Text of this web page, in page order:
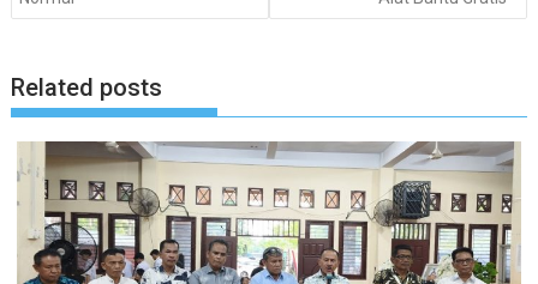
Related posts